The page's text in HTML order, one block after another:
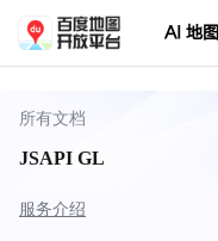
AI 地图
所有文档
JSAPI GL
服务介绍